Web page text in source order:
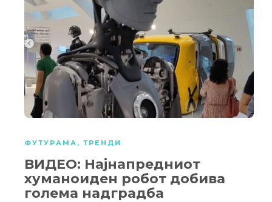
ФУТУРАМА , ТРЕНДИ
ВИДЕО: Најнапредниот
хуманоиден робот добива
голема надградба